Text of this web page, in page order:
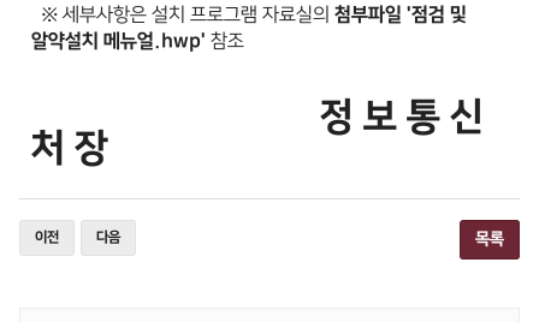
※ 세부사항은 설치 프로그램 자료실의 첨부파일 '점검 및
알약설치 메뉴얼.hwp' 참조
정 보 통 신
처 장
이전 다음 목록